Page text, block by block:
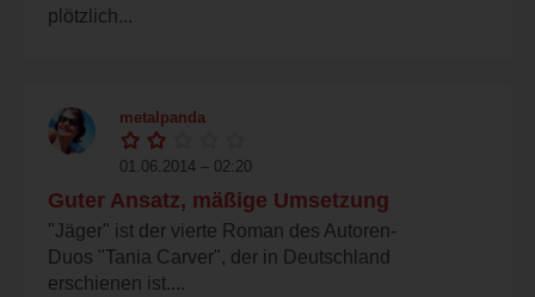
plötzlich...
metalpanda
01.06.2014 – 02:20
Guter Ansatz, mäßige Umsetzung
"Jäger" ist der vierte Roman des Autoren-
Duos "Tania Carver", der in Deutschland
erschienen ist....